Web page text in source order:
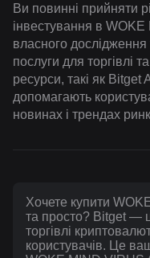
Ви повинні прийняти
інвестування в WOKE
власного дослідження
послуги для торгівлі
ресурси, такі як
допомагають
новинах і трендах
Хочете купити
та просто? Bitget —
торгівлі
користувачів. Це